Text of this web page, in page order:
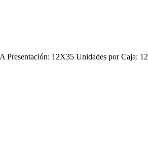
12X35 Unidades por Caja: 12